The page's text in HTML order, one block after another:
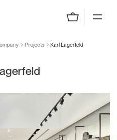
by The Good Plastic Company
Projects Karl Lagerfeld